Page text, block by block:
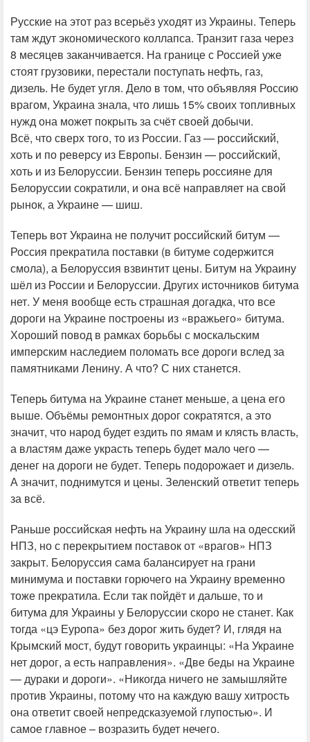
Русские на этот раз всерьёз уходят из Украины. Теперь
там ждут экономического коллапса. Транзит газа через
8 месяцев заканчивается. На границе с Россией уже
стоят грузовики, перестали поступать нефть, газ,
дизель. Не будет угля. Дело в том, что объявляя Россию
врагом, Украина знала, что лишь 15% своих топливных
нужд она может покрыть за счёт своей добычи.
Всё, что сверх того, то из России. Газ — российский,
хоть и по реверсу из Европы. Бензин — российский,
хоть и из Белоруссии. Бензин теперь россияне для
Белоруссии сократили, и она всё направляет на свой
рынок, а Украине — шиш.
Теперь вот Украина не получит российский битум —
Россия прекратила поставки (в битуме содержится
смола), а Белоруссия взвинтит цены. Битум на Украину
шёл из России и Белоруссии. Других источников битума
нет. У меня вообще есть страшная догадка, что все
дороги на Украине построены из «вражьего» битума.
Хороший повод в рамках борьбы с москальским
имперским наследием поломать все дороги вслед за
памятниками Ленину. А что? С них станется.
Теперь битума на Украине станет меньше, а цена его
выше. Объёмы ремонтных дорог сократятся, а это
значит, что народ будет ездить по ямам и клясть власть,
а властям даже украсть теперь будет мало чего —
денег на дороги не будет. Теперь подорожает и дизель.
А значит, поднимутся и цены. Зеленский ответит теперь
за всё.
Раньше российская нефть на Украину шла на одесский
НПЗ, но с перекрытием поставок от «врагов» НПЗ
закрыт. Белоруссия сама балансирует на грани
минимума и поставки горючего на Украину временно
тоже прекратила. Если так пойдёт и дальше, то и
битума для Украины у Белоруссии скоро не станет. Как
тогда «цэ Еуропа» без дорог жить будет? И, глядя на
Крымский мост, будут говорить украинцы: «На Украине
нет дорог, а есть направления». «Две беды на Украине
— дураки и дороги». «Никогда ничего не замышляйте
против Украины, потому что на каждую вашу хитрость
она ответит своей непредсказуемой глупостью». И
самое главное – возразить будет нечего.